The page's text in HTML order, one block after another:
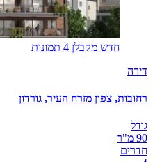
חדש מקבלן 4 תמונות
דירה
רחובות, צפון מזרח העיר, גורדון
גודל
90 מ"ר
חדרים